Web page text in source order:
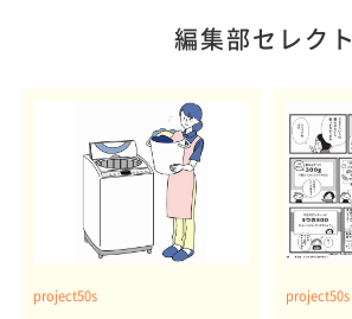
編集部セレクト
project50s project50s